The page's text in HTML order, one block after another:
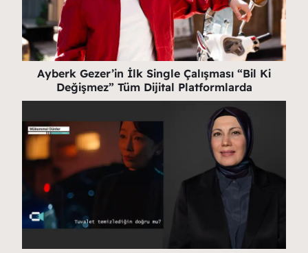
Ayberk Gezer’in İlk Single Çalışması “Bil Ki
Değişmez” Tüm Dijital Platformlarda